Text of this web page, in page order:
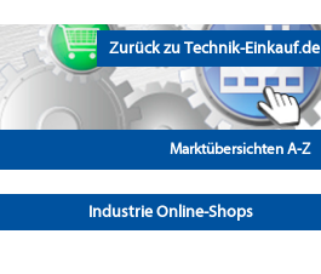
Zurück zu Technik-Einkauf.de
Marktübersichten A-Z
Industrie Online-Shops